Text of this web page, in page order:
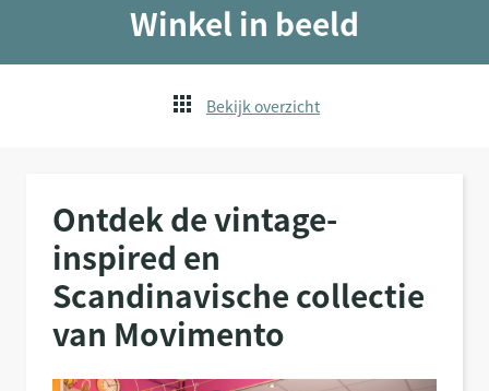
Winkel in beeld
Bekijk overzicht
Ontdek de vintage-
inspired en
Scandinavische collectie
van Movimento